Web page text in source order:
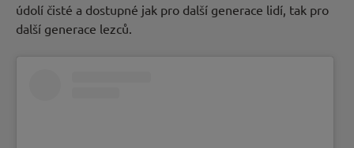
údolí čisté a dostupné jak pro další generace lidí, tak pro
další generace lezců.